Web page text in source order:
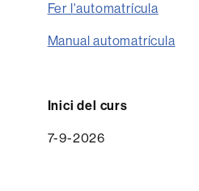
Fer l'automatrícula
Manual automatrícula
Inici del curs
7-9-2026